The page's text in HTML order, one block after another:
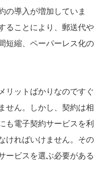
の導入が増加していま
ることにより、郵送代や
短縮、ペーパーレス化の
リットばかりなのですぐ
せん。しかし、契約は相
も電子契約サービスを利
ければいけません。その
ービスを選ぶ必要がある